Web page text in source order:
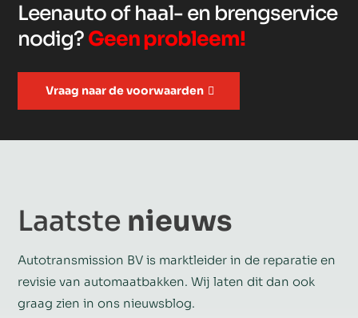
Leenauto of haal- en brengservice
nodig?Geen probleem!
Vraag naar de voorwaarden
Laatste nieuws
Autotransmission BV is marktleider in de reparatie en
revisie van automaatbakken. Wij laten dit dan ook
graag zien in ons nieuwsblog.